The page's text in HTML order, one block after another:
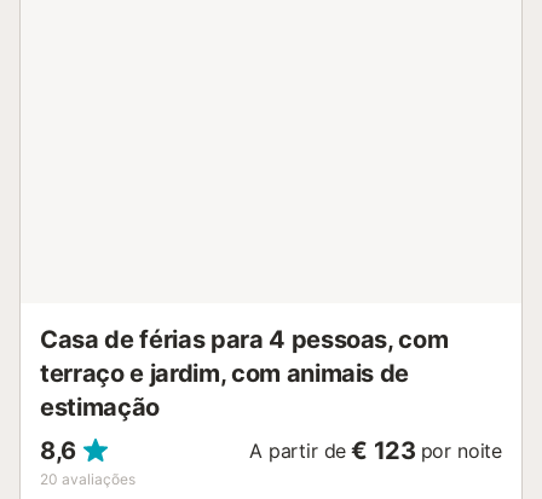
Casa de férias para 4 pessoas, com
terraço e jardim, com animais de
estimação
8,6
20 avaliações
A partir de € 123 por noite